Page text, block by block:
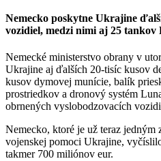
Nemecko poskytne Ukrajine
vozidiel, medzi nimi aj 25 tankov
Nemecké ministerstvo obrany v
Ukrajine aj ďalších 20-tisíc kusov
kusov dymovej munície, balík
prostriedkov a dronový systém
obrnených vyslobodzovacích
Nemecko, ktoré je už teraz
vojenskej pomoci Ukrajine,
takmer 700 miliónov eur.